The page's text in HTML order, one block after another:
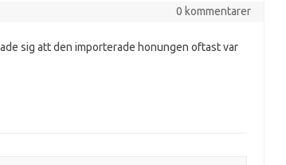
0 kommentarer
sig att den importerade honungen oftast var